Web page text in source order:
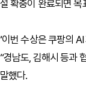
확충이 완료되면
번 수상은 쿠팡의
경남도, 김해시 등과
했다.